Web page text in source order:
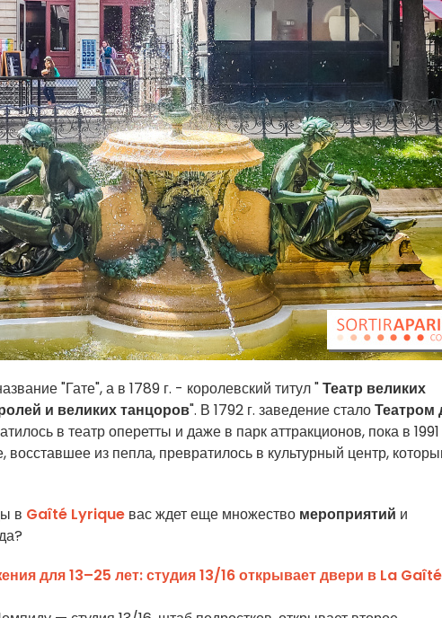
"Гате", а в 1789 г. - королевский титул "Театр великих
и великих танцоров". В 1792 г. заведение сталоТеатром
в театр оперетты и даже в парк аттракционов, пока в 1991
восставшее из пепла, превратилось в культурный центр,
в Gaîté Lyrique вас ждет еще множество мероприятий и
для 13–25 лет: студия 13/16 открывает двери в La Gaîté